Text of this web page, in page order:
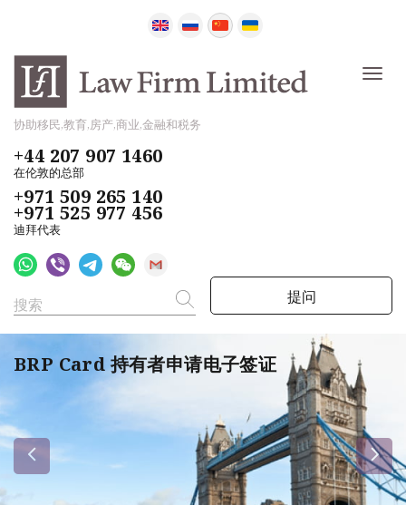
协助移民,教育,房产,商业,金融和税务
+44 207 907 1460
在伦敦的总部
+971 509 265 140
+971 525 977 456
迪拜代表
提问
BRP Card 持有者申请电子签证